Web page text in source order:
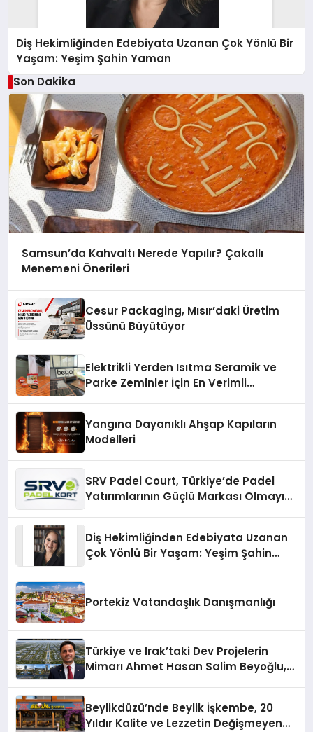
Diş Hekimliğinden Edebiyata Uzanan Çok Yönlü Bir
Yaşam: Yeşim Şahin Yaman
Son Dakika
Samsun’da Kahvaltı Nerede Yapılır? Çakallı
Menemeni Önerileri
Cesur Packaging, Mısır’daki Üretim
Üssünü Büyütüyor
Elektrikli Yerden Isıtma Seramik ve
Parke Zeminler İçin En Verimli
Yangına Dayanıklı Ahşap Kapıların
Modelleri
SRV Padel Court, Türkiye’de Padel
Yatırımlarının Güçlü Markası Olmayı
Diş Hekimliğinden Edebiyata Uzanan
Çok Yönlü Bir Yaşam: Yeşim Şahin
Portekiz Vatandaşlık Danışmanlığı
Türkiye ve Irak’taki Dev Projelerin
Mimarı Ahmet Hasan Salim Beyoğlu,
Hayata Geçirecek
Beylikdüzü’nde Beylik İşkembe, 20
Yıldır Kalite ve Lezzetin Değişmeyen